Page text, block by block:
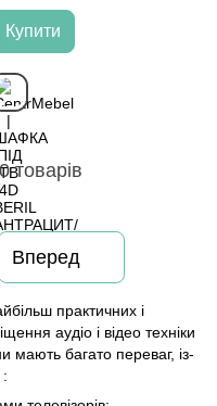
Купити
товарів
Вперед
практичних і
аудіо і відео техніки
мають багато переваг, із-
: